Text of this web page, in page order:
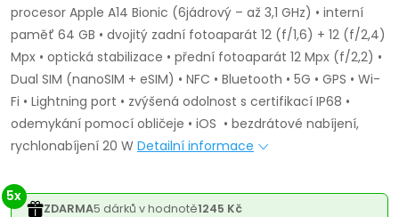
procesor Apple A14 Bionic (6jádrový – až 3,1 GHz) • interní
paměť 64 GB • dvojitý zadní fotoaparát 12 (f/1,6) + 12 (f/2,4)
Mpx • optická stabilizace • přední fotoaparát 12 Mpx (f/2,2) •
Dual SIM (nanoSIM + eSIM) • NFC • Bluetooth • 5G • GPS • Wi-
Fi • Lightning port • zvýšená odolnost s certifikací IP68 •
odemykání pomocí obličeje • iOS • bezdrátové nabíjení,
rychlonabíjení 20 W Detailní informace
5x
ZDARMA5 dárků v hodnotě1245 Kč